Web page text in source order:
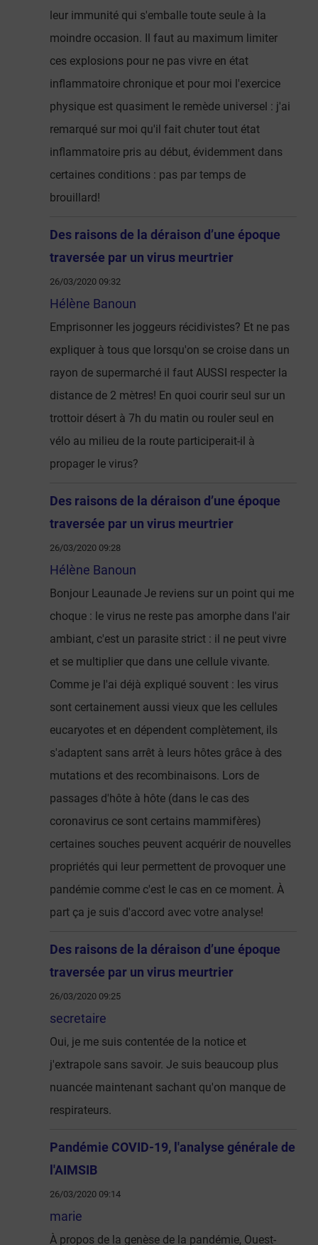
leur immunité qui s'emballe toute seule à la
moindre occasion. Il faut au maximum limiter
ces explosions pour ne pas vivre en état
inflammatoire chronique et pour moi l'exercice
physique est quasiment le remède universel : j'ai
remarqué sur moi qu'il fait chuter tout état
inflammatoire pris au début, évidemment dans
certaines conditions : pas par temps de
brouillard!
Des raisons de la déraison d’une époque
traversée par un virus meurtrier
26/03/2020 09:32
Hélène Banoun
Emprisonner les joggeurs récidivistes? Et ne pas
expliquer à tous que lorsqu'on se croise dans un
rayon de supermarché il faut AUSSI respecter la
distance de 2 mètres! En quoi courir seul sur un
trottoir désert à 7h du matin ou rouler seul en
vélo au milieu de la route participerait-il à
propager le virus?
Des raisons de la déraison d’une époque
traversée par un virus meurtrier
26/03/2020 09:28
Hélène Banoun
Bonjour Leaunade Je reviens sur un point qui me
choque : le virus ne reste pas amorphe dans l'air
ambiant, c'est un parasite strict : il ne peut vivre
et se multiplier que dans une cellule vivante.
Comme je l'ai déjà expliqué souvent : les virus
sont certainement aussi vieux que les cellules
eucaryotes et en dépendent complètement, ils
s'adaptent sans arrêt à leurs hôtes grâce à des
mutations et des recombinaisons. Lors de
passages d'hôte à hôte (dans le cas des
coronavirus ce sont certains mammifères)
certaines souches peuvent acquérir de nouvelles
propriétés qui leur permettent de provoquer une
pandémie comme c'est le cas en ce moment. À
part ça je suis d'accord avec votre analyse!
Des raisons de la déraison d’une époque
traversée par un virus meurtrier
26/03/2020 09:25
secretaire
Oui, je me suis contentée de la notice et
j'extrapole sans savoir. Je suis beaucoup plus
nuancée maintenant sachant qu'on manque de
respirateurs.
Pandémie COVID-19, l'analyse générale de
l'AIMSIB
26/03/2020 09:14
marie
À propos de la genèse de la pandémie, Ouest-